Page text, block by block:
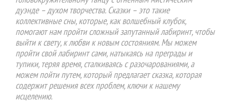
дуэнде – духом творчества. Сказки – это такие
коллективные сны, которые, как волшебный клубок,
помогают нам пройти сложный запутанный лабиринт, чтобы
выйти к свету, к любви к новым состояниям. Мы можем
пройти свой лабиринт сами, натыкаясь на преграды и
тупики, теряя время, сталкиваясь с разочарованиями, а
можем пойти путем, который предлагает сказка, которая
содержит решения всех проблем, ключи к нашему
исцелению.